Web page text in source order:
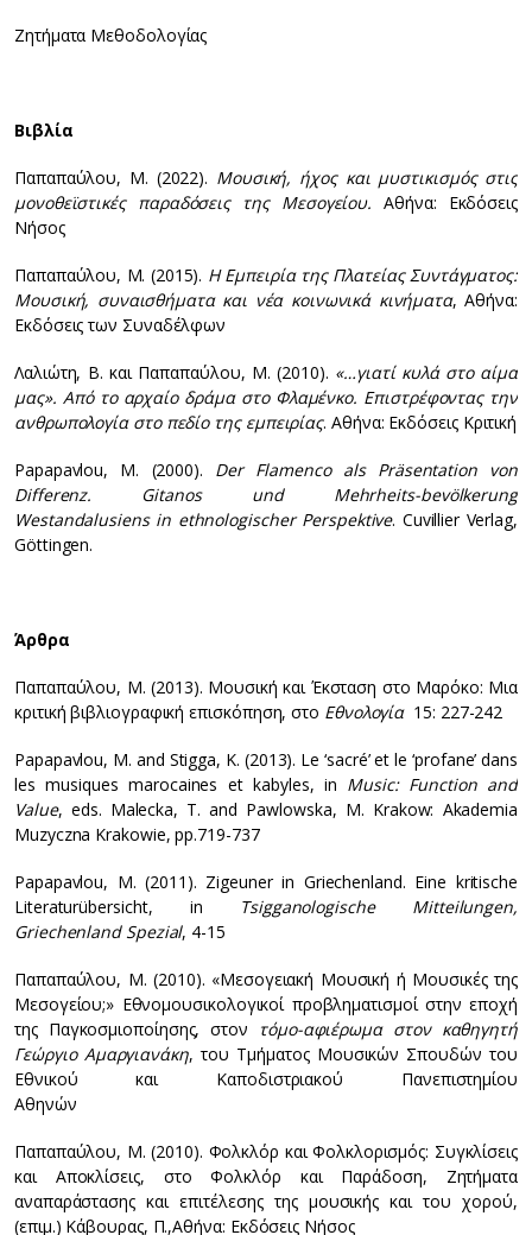
Ζητήματα Μεθοδολογίας
Βιβλία
Παπαπαύλου, Μ. (2022). Μουσική, ήχος και μυστικισμός στις
μονοθεϊστικές παραδόσεις της Μεσογείου. Αθήνα: Εκδόσεις
Νήσος
Παπαπαύλου, Μ. (2015). Η Εμπειρία της Πλατείας Συντάγματος:
Μουσική, συναισθήματα και νέα κοινωνικά κινήματα, Αθήνα:
Εκδόσεις των Συναδέλφων
Λαλιώτη, Β. και Παπαπαύλου, Μ. (2010). «…γιατί κυλά στο αίμα
μας». Από το αρχαίο δράμα στο Φλαμένκο. Επιστρέφοντας την
ανθρωπολογία στο πεδίο της εμπειρίας. Αθήνα: Εκδόσεις Κριτική
Papapavlou, M. (2000). Der Flamenco als Präsentation von
Differenz. Gitanos und Mehrheits-bevölkerung
Westandalusiens in ethnologischer Perspektive. Cuvillier Verlag,
Göttingen.
Άρθρα
Παπαπαύλου, Μ. (2013). Μουσική και Έκσταση στο Μαρόκο: Μια
κριτική βιβλιογραφική επισκόπηση, στο Εθνολογία 15: 227-242
Papapavlou, Μ. and Stigga, K. (2013). Le ‘sacré’ et le ‘profane’ dans
les musiques marocaines et kabyles, in Music: Function and
Value, eds. Malecka, T. and Pawlowska, M. Krakow: Akademia
Muzyczna Krakowie, pp.719-737
Papapavlou, M. (2011). Zigeuner in Griechenland. Eine kritische
Literaturübersicht, in
Tsigganologische Mitteilungen,
Griechenland Spezial, 4-15
Παπαπαύλου, Μ. (2010). «Μεσογειακή Μουσική ή Μουσικές της
Μεσογείου;» Εθνομουσικολογικοί προβληματισμοί στην εποχή
της Παγκοσμιοποίησης, στον
τόμο-αφιέρωμα στον καθηγητή
Γεώργιο Αμαργιανάκη, του Τμήματος Μουσικών Σπουδών του
Εθνικού και Καποδιστριακού Πανεπιστημίου
Αθηνών
Παπαπαύλου, Μ. (2010). Φολκλόρ και Φολκλορισμός: Συγκλίσεις
και Αποκλίσεις, στο Φολκλόρ και Παράδοση, Ζητήματα
αναπαράστασης και επιτέλεσης της μουσικής και του χορού,
(επιμ.) Κάβουρας, Π.,Αθήνα: Εκδόσεις Νήσος